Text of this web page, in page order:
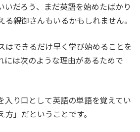
いだろう、まだ英語を始めたばかり
る親御さんもいるかもしれません。
はできるだけ早く学び始めることを
には次のような理由があるためで
入り口として英語の単語を覚えてい
」だということです。